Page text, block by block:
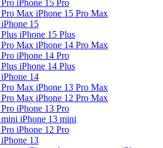
iPhone 15 Pro
iPhone 15 Pro Max
iPhone 15
iPhone 15 Plus
iPhone 14 Pro Max
iPhone 14 Pro
iPhone 14 Plus
iPhone 14
iPhone 13 Pro Max
iPhone 12 Pro Max
iPhone 13 Pro
iPhone 13 mini
iPhone 12 Pro
iPhone 13